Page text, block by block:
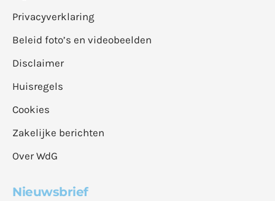
Privacyverklaring
Beleid foto’s en videobeelden
Disclaimer
Huisregels
Cookies
Zakelijke berichten
Over WdG
Nieuwsbrief